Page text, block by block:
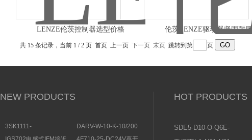
LENZE伦茨控制器选型价格 伦茨LENZE驱动器坚固耐用
共 15 条记录，当前 1 / 2 页 首页 上一页 下一页 末页 跳转到第 页
NEW PRODUCTS
3SK1111-
DARV-W-10-K-10/200
HOT PRODUCTS
SDE5-D10-O-Q6E-
P-KFESTO费斯托压